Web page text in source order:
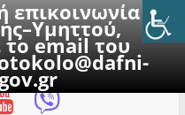
επικοινωνία με
το email του
2026